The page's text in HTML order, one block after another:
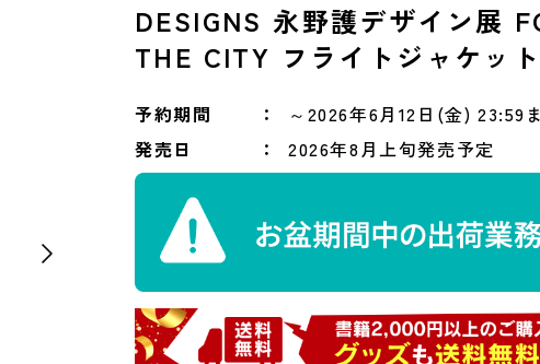
DESIGNS 永野護デザイン展
THE CITY フライトジャケッ
予約期間
～2026年6月12日(金) 23:59
発売日
2026年8月上旬発売予定